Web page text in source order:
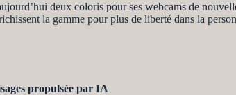
deux coloris pour ses webcams de
la gamme pour plus de liberté dans la
propulsée par IA